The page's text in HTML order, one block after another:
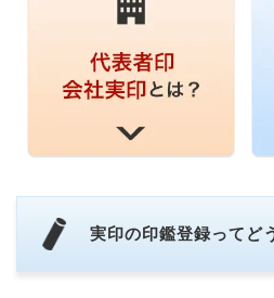
実印の印鑑登録ってど